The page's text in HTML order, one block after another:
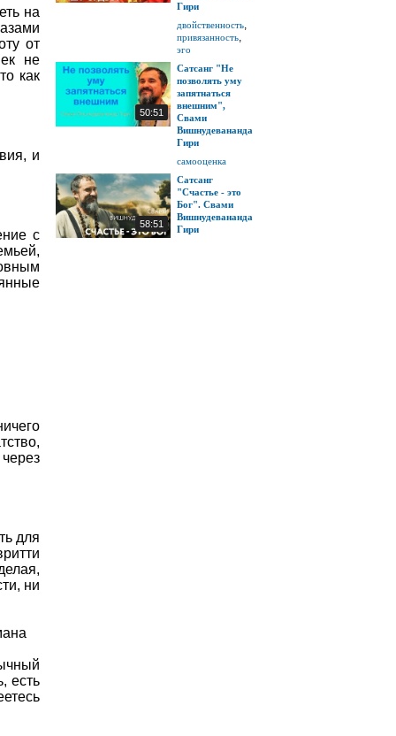
на
от
не
как
и
с
для
ни
есть
Гири
двойственность,
привязанность,
эго
50:51
Сатсанг "Не
позволять уму
запятнаться
внешним",
Свами
Вишнудевананда
Гири
самооценка
58:51
Сатсанг
"Счастье - это
Бог". Свами
Вишнудевананда
Гири